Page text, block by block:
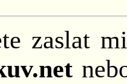
zaslat